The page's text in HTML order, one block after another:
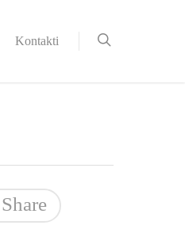
Kontakti
Share